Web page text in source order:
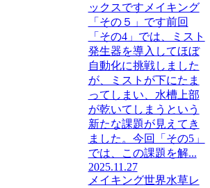
ックスですメイキング
「その５」です前回
「その4」では、ミスト
発生器を導入してほぼ
自動化に挑戦しました
が、ミストが下にたま
ってしまい、水槽上部
が乾いてしまうという
新たな課題が見えてき
ました。今回「その5」
では、この課題を解...
2025.11.27
メイキング世界水草レ